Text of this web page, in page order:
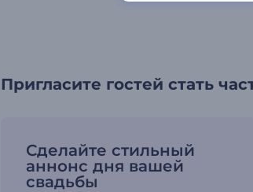
Пригласите гостей стать
Сделайте стильный
аннонс дня вашей
свадьбы